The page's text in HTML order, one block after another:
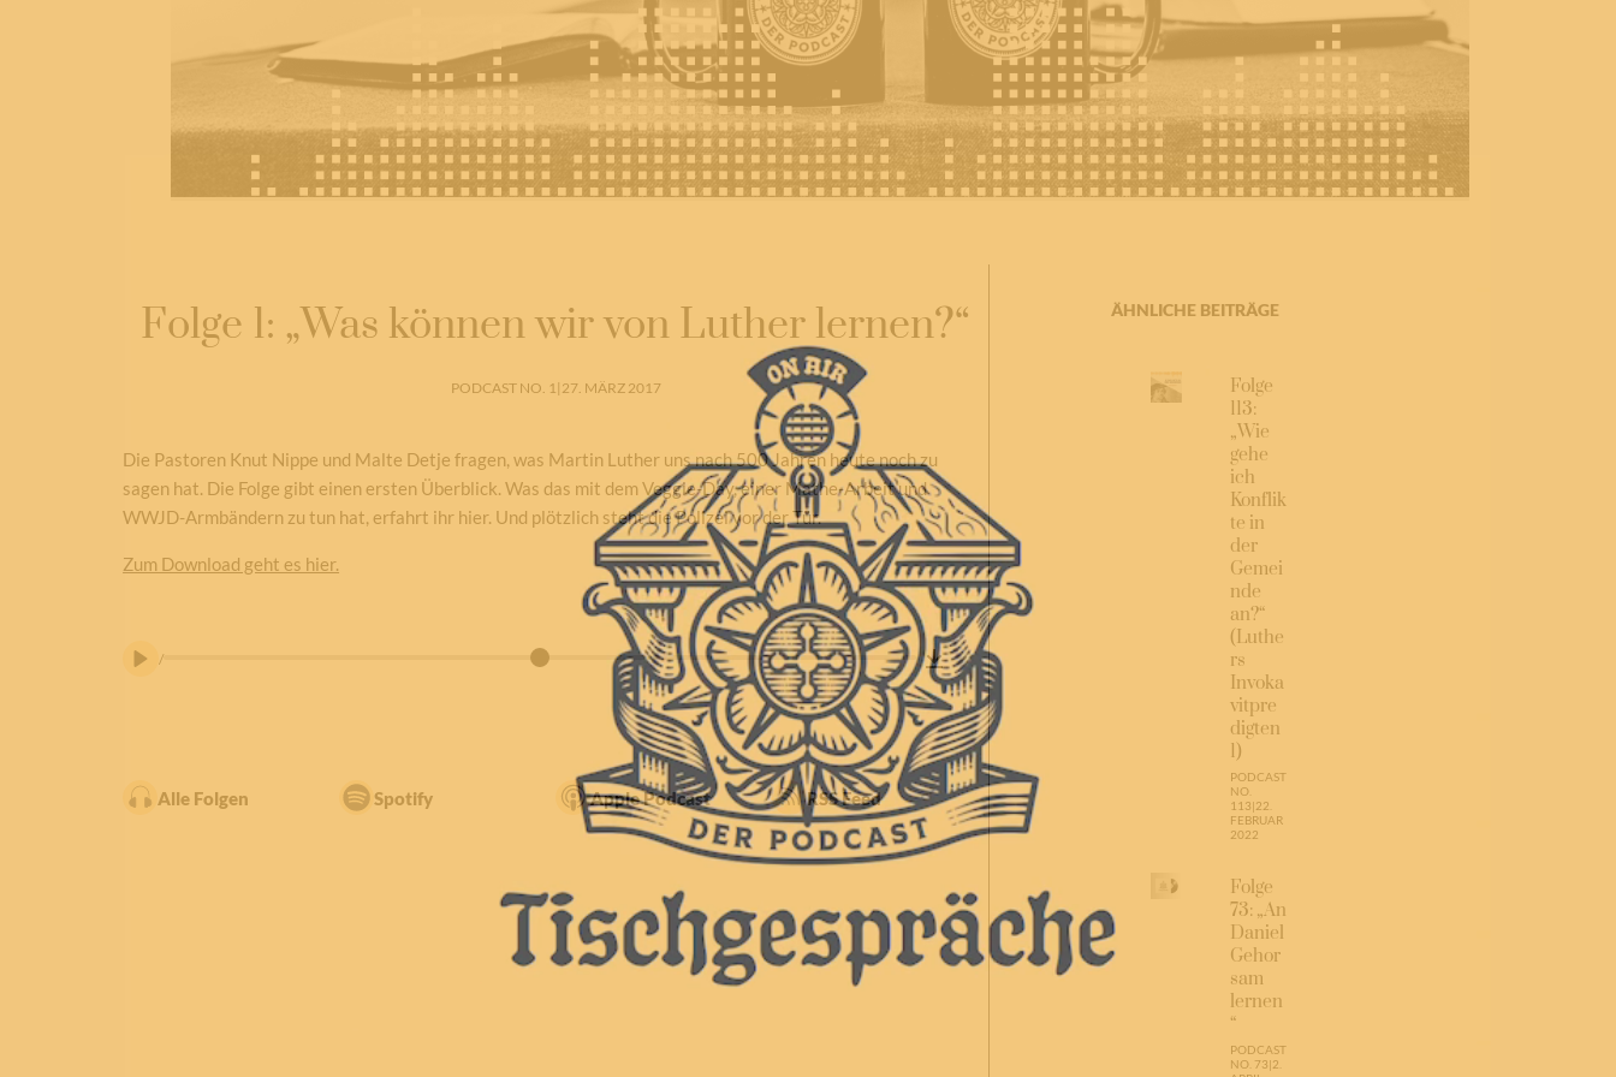
Folge 1: „Was können wir von Luther lernen?“
PODCAST NO. 1| 27. MÄRZ 2017
Die Pastoren Knut Nippe und Malte Detje fragen, was Martin Luther uns nach 500 Jahren heute noch zu
sagen hat. Die Folge gibt einen ersten Überblick. Was das mit dem Veggie-Day, einer Mathe-Arbeit und
WWJD-Armbändern zu tun hat, erfahrt ihr hier. Und plötzlich steht die Polizei vor der Tür.
Zum Download geht es hier.
/
Alle Folgen Spotify Apple Podcast RSS Feed
ÄHNLICHE BEITRÄGE
Folge
113:
„Wie
gehe
ich
Konflik
te in
der
Gemei
nde
an?“
(Luthe
rs
Invoka
vitpre
digten
1)
PODCAST
NO.
113|22.
FEBRUAR
2022
Folge
73: „An
Daniel
Gehor
sam
lernen
“
PODCAST
NO. 73|2.